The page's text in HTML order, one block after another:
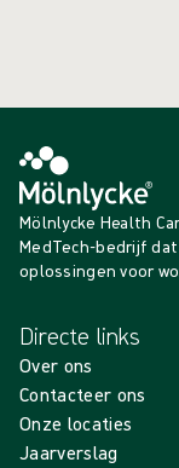
Mölnlycke Health
MedTech-bedrijf
oplossingen voor
Directe links
Over ons
Contacteer ons
Onze locaties
Jaarverslag